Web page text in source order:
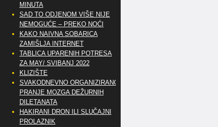
MINUTA
SAD TO ODJENOM VIŠE NIJE
NEMOGUĆE – PREKO NOĆI
KAKO NAIVNA SOBARICA
ZAMIŠLJA INTERNET
TABLICA UPARENIH POTRESA
ZA MAY/ SVIBANJ 2022
KLIZIŠTE
SVAKODNEVNO ORGANIZIRANO
PRANJE MOZGA DEŽURNIH
DILETANATA
HAKIRANI DRON ILI SLUČAJNI
PROLAZNIK